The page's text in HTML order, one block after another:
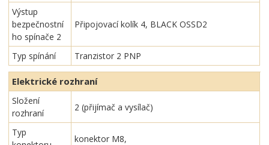
Výstup
bezpečnostní
ho spínače 2
Připojovací kolík 4, BLACK OSSD2
Typ spínání Tranzistor 2 PNP
Elektrické rozhraní
Složení
rozhraní
2 (přijímač a vysílač)
Typ
konektor M8,